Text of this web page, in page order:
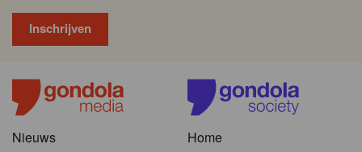
Nieuws
Home